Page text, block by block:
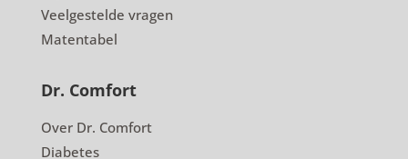
Veelgestelde vragen
Matentabel
Dr. Comfort
Over Dr. Comfort
Diabetes